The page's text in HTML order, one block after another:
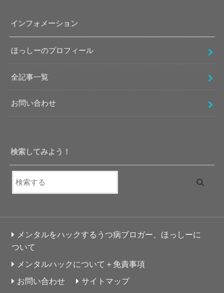
インフォメーション
ほっしーのプロフィール
全記事一覧
お問い合わせ
検索してみよう！
メンタルをハックするうつ病ブロガー、ほっしーに
ついて
メンタルハックについて＋免責事項
お問い合わせ
サイトマップ